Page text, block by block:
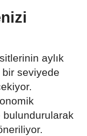
aylık
seviyede